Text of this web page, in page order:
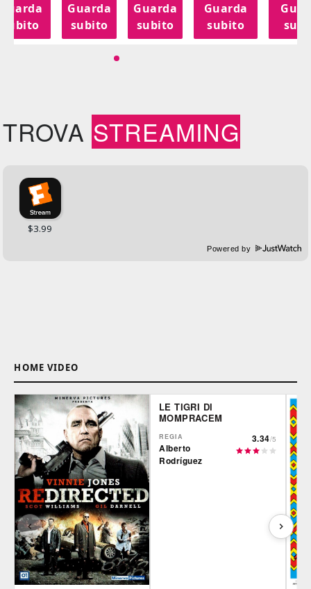
subito
Guarda
subito
Guarda
subito
Guarda
subito
TROVA STREAMING
Powered by
HOME VIDEO
LE TIGRI DI
MOMPRACEM
REGIA
Alberto
Rodríguez
3.34/5